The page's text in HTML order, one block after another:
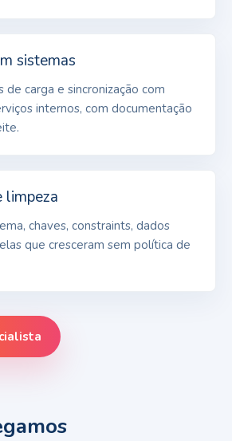
sistemas
de carga e sincronização com
internos, com documentação
limpeza
chaves, constraints, dados
que cresceram sem política de